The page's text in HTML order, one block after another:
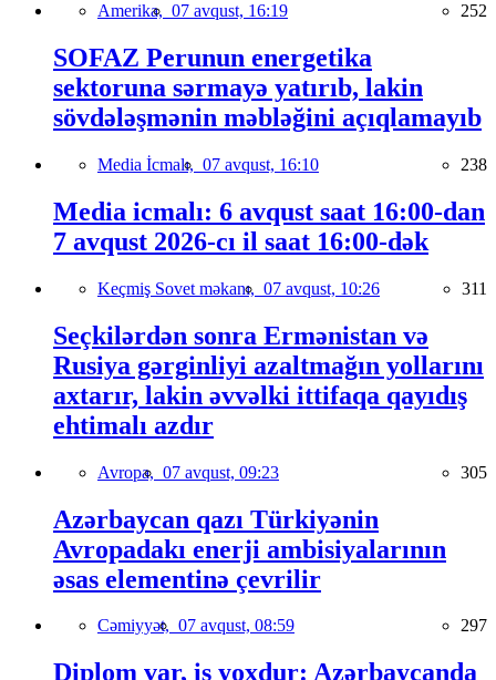
Amerika, 07 avqust, 16:19 252
SOFAZ Perunun energetika
sektoruna sərmayə yatırıb, lakin
sövdələşmənin məbləğini açıqlamayıb
Media İcmalı, 07 avqust, 16:10 238
Media icmalı: 6 avqust saat 16:00-dan
7 avqust 2026-cı il saat 16:00-dək
Keçmiş Sovet məkanı, 07 avqust, 10:26 311
Seçkilərdən sonra Ermənistan və
Rusiya gərginliyi azaltmağın yollarını
axtarır, lakin əvvəlki ittifaqa qayıdış
ehtimalı azdır
Avropa, 07 avqust, 09:23 305
Azərbaycan qazı Türkiyənin
Avropadakı enerji ambisiyalarının
əsas elementinə çevrilir
Cəmiyyət, 07 avqust, 08:59 297
Diplom var, iş yoxdur: Azərbaycanda